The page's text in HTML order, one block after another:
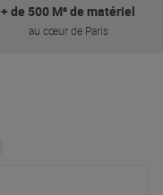
+ de 500 M² de matériel
au cœur de Paris